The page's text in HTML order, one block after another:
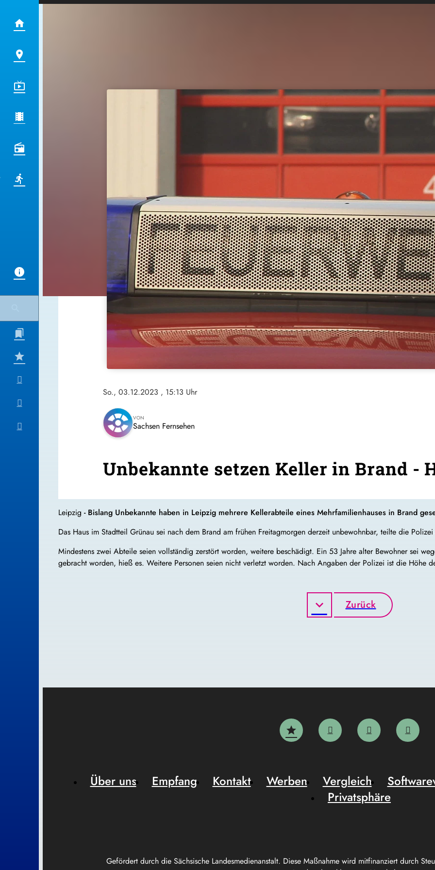
So., 03.12.2023 , 15:13 Uhr
VON
Sachsen Fernsehen
Unbekannte setzen Keller in Brand -
Leipzig - Bislang Unbekannte haben in Leipzig mehrere Kellerabteile eines Mehrfamilienhauses in Brand
Das Haus im Stadtteil Grünau sei nach dem Brand am frühen Freitagmorgen derzeit unbewohnbar, teilte die
Mindestens zwei Abteile seien vollständig zerstört worden, weitere beschädigt. Ein 53 Jahre alter Bewohner sei
gebracht worden, hieß es. Weitere Personen seien nicht verletzt worden. Nach Angaben der Polizei ist die Höhe
Zurück
Gefördert durch die Sächsische Landesmedienanstalt. Diese Maßnahme wird mitfinanziert durch
Über uns Empfang Kontakt Werben Vergleich
Privatsphäre